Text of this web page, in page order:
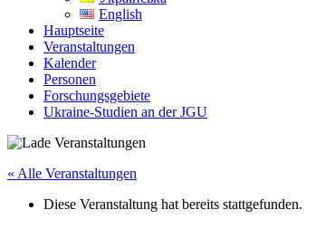
English
Hauptseite
Veranstaltungen
Kalender
Personen
Forschungsgebiete
Ukraine-Studien an der JGU
« Alle Veranstaltungen
Diese Veranstaltung hat bereits stattgefunden.